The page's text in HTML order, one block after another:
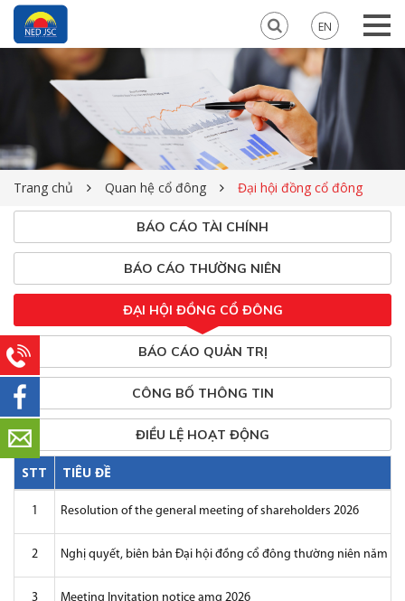
EN
Trang chủ Quan hệ cổ đông Đại hội đồng cổ đông
BÁO CÁO TÀI CHÍNH
BÁO CÁO THƯỜNG NIÊN
ĐẠI HỘI ĐỒNG CỔ ĐÔNG
BÁO CÁO QUẢN TRỊ
CÔNG BỐ THÔNG TIN
ĐIỀU LỆ HOẠT ĐỘNG
STT TIÊU ĐỀ
1 Resolution of the general meeting of shareholders 2026
2 Nghị quyết, biên bản Đại hội đồng cổ đông thường niên năm
3 Meeting Invitation notice amg 2026